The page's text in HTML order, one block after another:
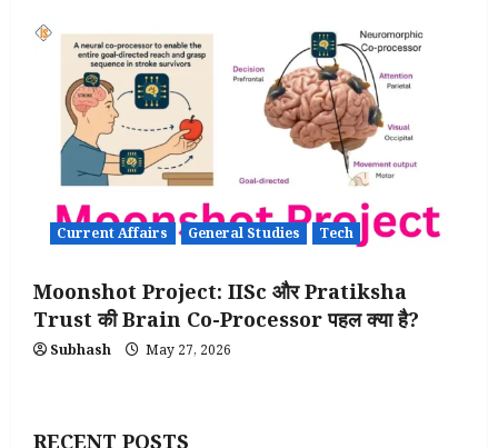
Current Affairs General Studies Tech
Moonshot Project: IISc और Pratiksha
Trust की Brain Co-Processor पहल क्या है?
Subhash May 27, 2026
RECENT POSTS